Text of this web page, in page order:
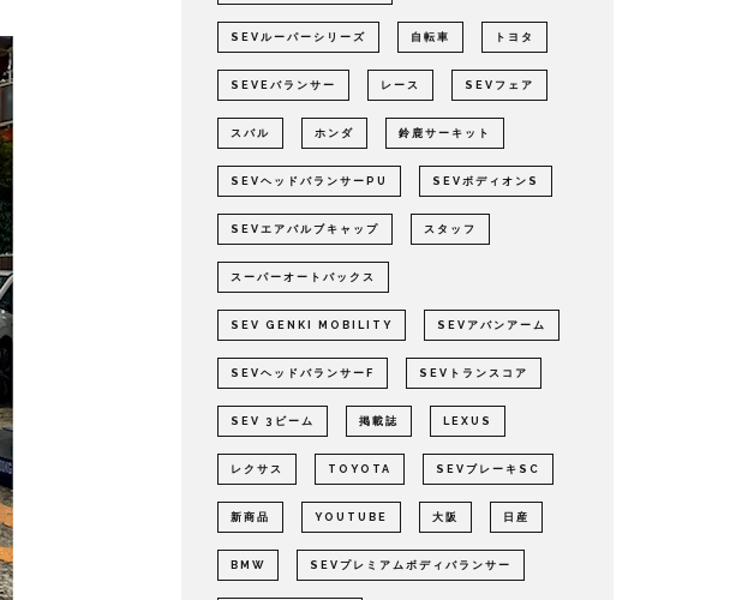
SEVルーパーシリーズ 自転車 トヨタ
SEVEバランサー レース SEVフェア
スバル ホンダ 鈴鹿サーキット
SEVヘッドバランサーPU SEVボディオンS
SEVエアバルブキャップ スタッフ
スーパーオートバックス
SEV GENKI MOBILITY SEVアバンアーム
SEVヘッドバランサーF SEVトランスコア
SEV 3ビーム 掲載誌 LEXUS
レクサス TOYOTA SEVブレーキSC
新商品 YOUTUBE 大阪 日産
BMW SEVプレミアムボディバランサー